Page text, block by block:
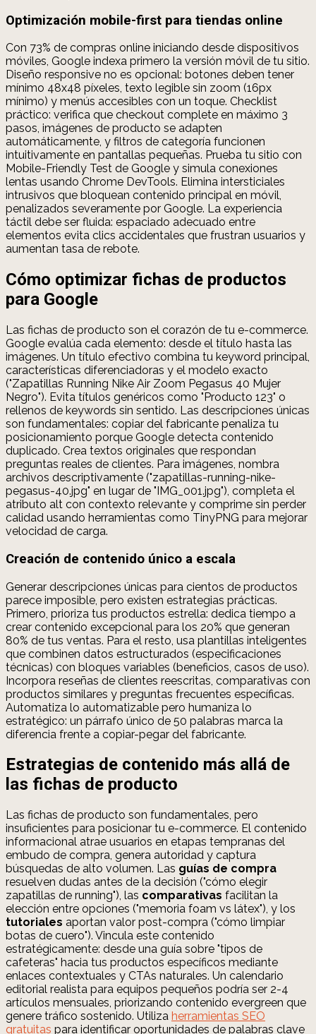
Optimización mobile-first para tiendas online
Con 73% de compras online iniciando desde dispositivos
móviles, Google indexa primero la versión móvil de tu sitio.
Diseño responsive no es opcional: botones deben tener
mínimo 48x48 píxeles, texto legible sin zoom (16px
mínimo) y menús accesibles con un toque. Checklist
práctico: verifica que checkout complete en máximo 3
pasos, imágenes de producto se adapten
automáticamente, y filtros de categoría funcionen
intuitivamente en pantallas pequeñas. Prueba tu sitio con
Mobile-Friendly Test de Google y simula conexiones
lentas usando Chrome DevTools. Elimina intersticiales
intrusivos que bloquean contenido principal en móvil,
penalizados severamente por Google. La experiencia
táctil debe ser fluida: espaciado adecuado entre
elementos evita clics accidentales que frustran usuarios y
aumentan tasa de rebote.
Cómo optimizar fichas de productos
para Google
Las fichas de producto son el corazón de tu e-commerce.
Google evalúa cada elemento: desde el título hasta las
imágenes. Un título efectivo combina tu keyword principal,
características diferenciadoras y el modelo exacto
("Zapatillas Running Nike Air Zoom Pegasus 40 Mujer
Negro"). Evita títulos genéricos como "Producto 123" o
rellenos de keywords sin sentido. Las descripciones únicas
son fundamentales: copiar del fabricante penaliza tu
posicionamiento porque Google detecta contenido
duplicado. Crea textos originales que respondan
preguntas reales de clientes. Para imágenes, nombra
archivos descriptivamente ("zapatillas-running-nike-
pegasus-40.jpg" en lugar de "IMG_001.jpg"), completa el
atributo alt con contexto relevante y comprime sin perder
calidad usando herramientas como TinyPNG para mejorar
velocidad de carga.
Creación de contenido único a escala
Generar descripciones únicas para cientos de productos
parece imposible, pero existen estrategias prácticas.
Primero, prioriza tus productos estrella: dedica tiempo a
crear contenido excepcional para los 20% que generan
80% de tus ventas. Para el resto, usa plantillas inteligentes
que combinen datos estructurados (especificaciones
técnicas) con bloques variables (beneficios, casos de uso).
Incorpora reseñas de clientes reescritas, comparativas con
productos similares y preguntas frecuentes específicas.
Automatiza lo automatizable pero humaniza lo
estratégico: un párrafo único de 50 palabras marca la
diferencia frente a copiar-pegar del fabricante.
Estrategias de contenido más allá de
las fichas de producto
Las fichas de producto son fundamentales, pero
insuficientes para posicionar tu e-commerce. El contenido
informacional atrae usuarios en etapas tempranas del
embudo de compra, genera autoridad y captura
búsquedas de alto volumen. Las guías de compra
resuelven dudas antes de la decisión ("cómo elegir
zapatillas de running"), las comparativas facilitan la
elección entre opciones ("memoria foam vs látex"), y los
tutoriales aportan valor post-compra ("cómo limpiar
botas de cuero"). Vincula este contenido
estratégicamente: desde una guía sobre "tipos de
cafeteras" hacia tus productos específicos mediante
enlaces contextuales y CTAs naturales. Un calendario
editorial realista para equipos pequeños podría ser 2-4
artículos mensuales, priorizando contenido evergreen que
genere tráfico sostenido. Utiliza herramientas SEO
gratuitas para identificar oportunidades de palabras clave